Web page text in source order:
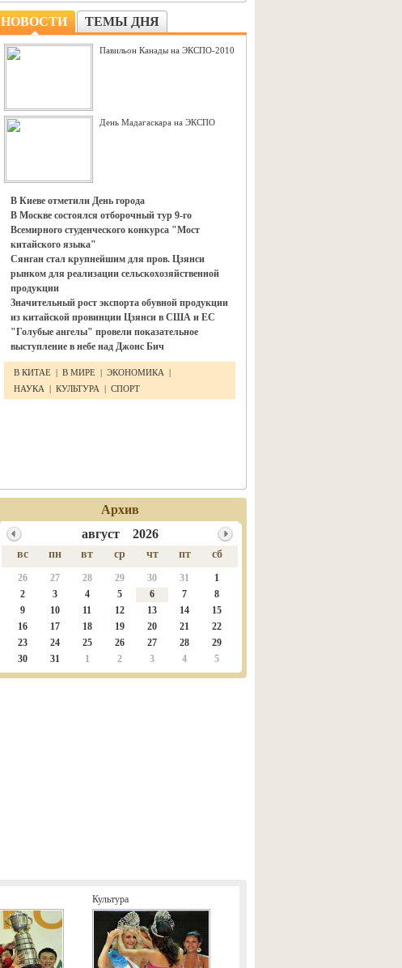
НОВОСТИ ТЕМЫ ДНЯ
Павильон Канады на ЭКСПО-2010
День Мадагаскара на ЭКСПО
В Киеве отметили День города
В Москве состоялся отборочный тур 9-го
Всемирного студенческого конкурса "Мост
китайского языка"
Сянган стал крупнейшим для пров. Цзянси
рынком для реализации сельскохозяйственной
продукции
Значительный рост экспорта обувной продукции
из китайской провинции Цзянси в США и ЕС
"Голубые ангелы" провели показательное
выступление в небе над Джонс Бич
В КИТАЕ | В МИРЕ | ЭКОНОМИКА |
НАУКА | КУЛЬТУРА | СПОРТ
Архив
август 2026
вс пн вт ср чт пт сб
26 27 28 29 30 31
1
2
3 4 5 6 7
8
9
10 11 12 13 14
15
16
17 18 19 20 21
22
23
24 25 26 27 28
29
30
31 1 2 3 4 5
Культура